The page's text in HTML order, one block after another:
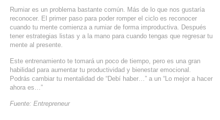
Rumiar es un problema bastante común. Más de lo que nos gustaría
reconocer. El primer paso para poder romper el ciclo es reconocer
cuando tu mente comienza a rumiar de forma improductiva. Después
tener estrategias listas y a la mano para cuando tengas que regresar tu
mente al presente.
Este entrenamiento te tomará un poco de tiempo, pero es una gran
habilidad para aumentar tu productividad y bienestar emocional.
Podrás cambiar tu mentalidad de “Debí haber…” a un “Lo mejor a hacer
ahora es…”
Fuente: Entrepreneur